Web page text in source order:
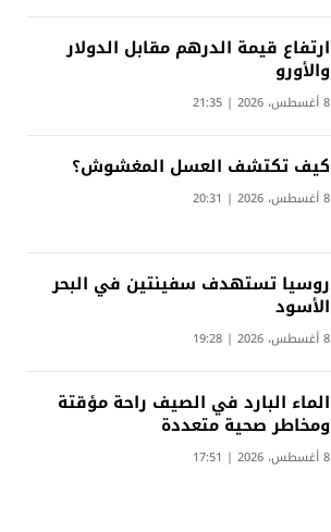
ارتفاع قيمة الدرهم مقابل الدولار
والأورو
8 أغسطس، 2026 | 21:35
كيف تكتشف العسل المغشوش؟
8 أغسطس، 2026 | 20:31
روسيا تستهدف سفينتين في البحر
الأسود
8 أغسطس، 2026 | 19:28
الماء البارد في الصيف راحة مؤقتة
ومخاطر صحية متعددة
8 أغسطس، 2026 | 17:51